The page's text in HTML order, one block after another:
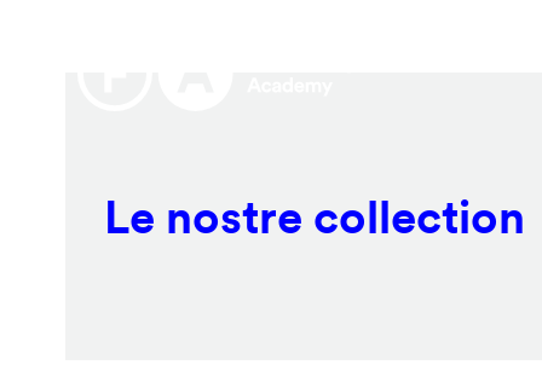
Le nostre collection